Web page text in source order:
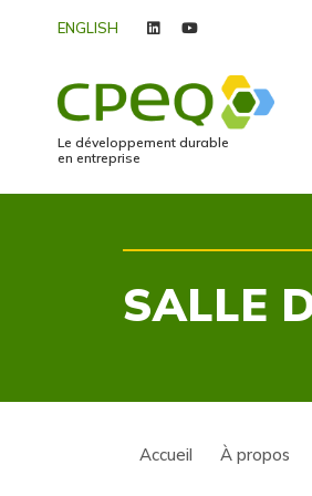
ENGLISH linkedinyoutube
Le développement durable
en entreprise
SALLE
Accueil À propos